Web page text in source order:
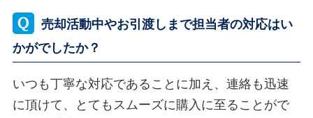
売却活動中やお引渡しまで担当者の対応はい
かがでしたか？
いつも丁寧な対応であることに加え、連絡も迅速
に頂けて、とてもスムーズに購入に至ることがで